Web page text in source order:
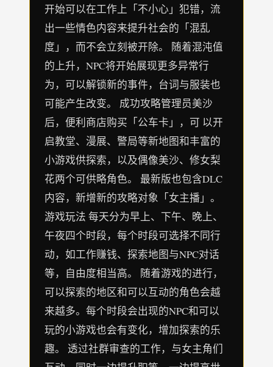
开始可以在工作上「不小心」犯错，流
出一些情色内容来提升社会的「混乱
度」，而不会立刻被开除。 随着混沌值
的上升，NPC将开始展现更多异常行
为，可以解锁新的事件，台词与服装也
可能产生改变。 成功攻略管理员美沙
后，便利商店购买「公车卡」，可 以开
启教堂、漫展、警局等新地图和丰富的
小游戏供探索，以及偶像美沙、修女梨
花两个可供略角色。 最新版也包含DLC
内容，新增新的攻略对象「女主播」。
游戏玩法 每天分为早上、下午、晚上、
午夜四个时段，每个时段可选择不同行
动，如工作赚钱、探索地图与NPC对话
等，自由度相当高。 随着游戏的进行，
可以探索的地区和可以互动的角色会越
来越多。每个时段会出现的NPC和可以
玩的小游戏也会有变化，增加探索的乐
趣。 透过社群审查的工作，与女主角们